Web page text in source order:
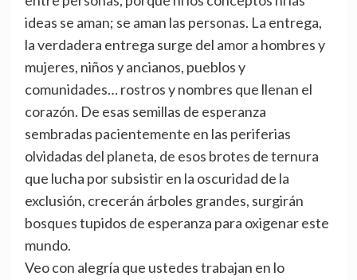
ideas se aman; se aman las personas. La entrega,
la verdadera entrega surge del amor a hombres y
mujeres, niños y ancianos, pueblos y
comunidades… rostros y nombres que llenan el
corazón. De esas semillas de esperanza
sembradas pacientemente en las periferias
olvidadas del planeta, de esos brotes de ternura
que lucha por subsistir en la oscuridad de la
exclusión, crecerán árboles grandes, surgirán
bosques tupidos de esperanza para oxigenar este
mundo.
Veo con alegría que ustedes trabajan en lo